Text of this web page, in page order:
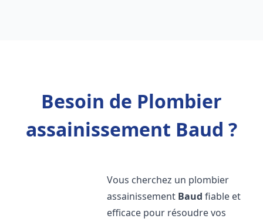
Besoin de Plombier
assainissement Baud ?
Vous cherchez un plombier
assainissement Baud fiable et
efficace pour résoudre vos